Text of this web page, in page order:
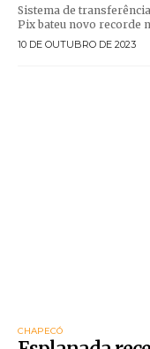
Sistema de
Pix bateu novo recorde
10 DE OUTUBRO DE 2023
CHAPECÓ